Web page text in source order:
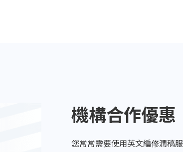
機構合作優惠
您常常需要使用英文編修潤稿